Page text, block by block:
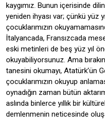
kaygımız. Bunun içerisinde
yeniden ihyası var; çünkü yüz
çocuklarımızın
İtalyancada, Fransızcada
eski metinleri de beş yüz yıl
okuyabiliyorsunuz. Ama
tanesini okumayı, Atatürk’ün
çocuklarımızın okuyup
oynadığın zaman bütün
aslında binlerce yıllık bir
demlenmenin neticesinde